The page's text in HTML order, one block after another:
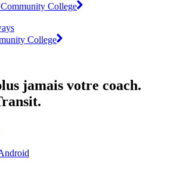
College
College
jamais votre coach.